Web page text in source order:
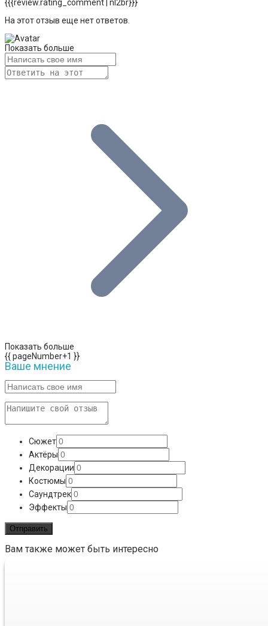
{{{review.rating_comment | nl2br}}}
На этот отзыв еще нет ответов.
Показать больше
Показать больше
{{ pageNumber+1 }}
Ваше мнение
Сюжет
Актёры
Декорации
Костюмы
Саундтрек
Эффекты
Вам также может быть интересно